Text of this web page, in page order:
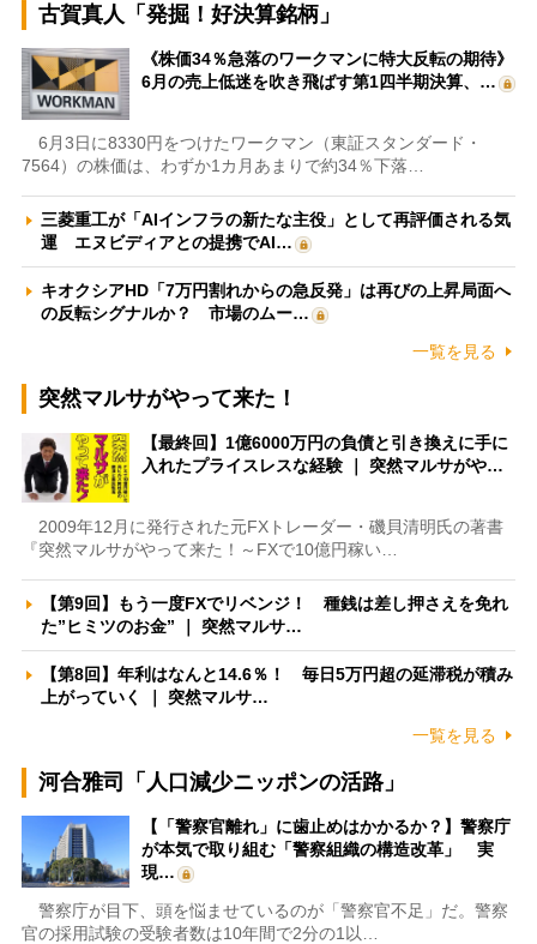
古賀真人「発掘！好決算銘柄」
《株価34％急落のワークマンに特大反転の期待》
6月の売上低迷を吹き飛ばす第1四半期決算、…
6月3日に8330円をつけたワークマン（東証スタンダード・
7564）の株価は、わずか1カ月あまりで約34％下落…
三菱重工が「AIインフラの新たな主役」として再評価される気
運 エヌビディアとの提携でAI…
キオクシアHD「7万円割れからの急反発」は再びの上昇局面へ
の反転シグナルか？ 市場のムー…
一覧を見る
突然マルサがやって来た！
【最終回】1億6000万円の負債と引き換えに手に
入れたプライスレスな経験 ｜ 突然マルサがや…
2009年12月に発行された元FXトレーダー・磯貝清明氏の著書
『突然マルサがやって来た！～FXで10億円稼い…
【第9回】もう一度FXでリベンジ！ 種銭は差し押さえを免れ
た”ヒミツのお金” ｜ 突然マルサ…
【第8回】年利はなんと14.6％！ 毎日5万円超の延滞税が積み
上がっていく ｜ 突然マルサ…
一覧を見る
河合雅司「人口減少ニッポンの活路」
【「警察官離れ」に歯止めはかかるか？】警察庁
が本気で取り組む「警察組織の構造改革」 実
現…
警察庁が目下、頭を悩ませているのが「警察官不足」だ。警察
官の採用試験の受験者数は10年間で2分の1以…